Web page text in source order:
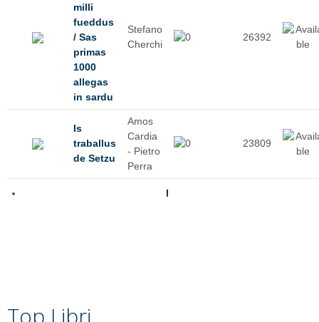
milli
fueddus
/ Sas
primas
1000
allegas
in sardu
Stefano
Cherchi
26392
Is
traballus
de Setzu
Amos
Cardia
- Pietro
Perra
23809
I
Top Libri